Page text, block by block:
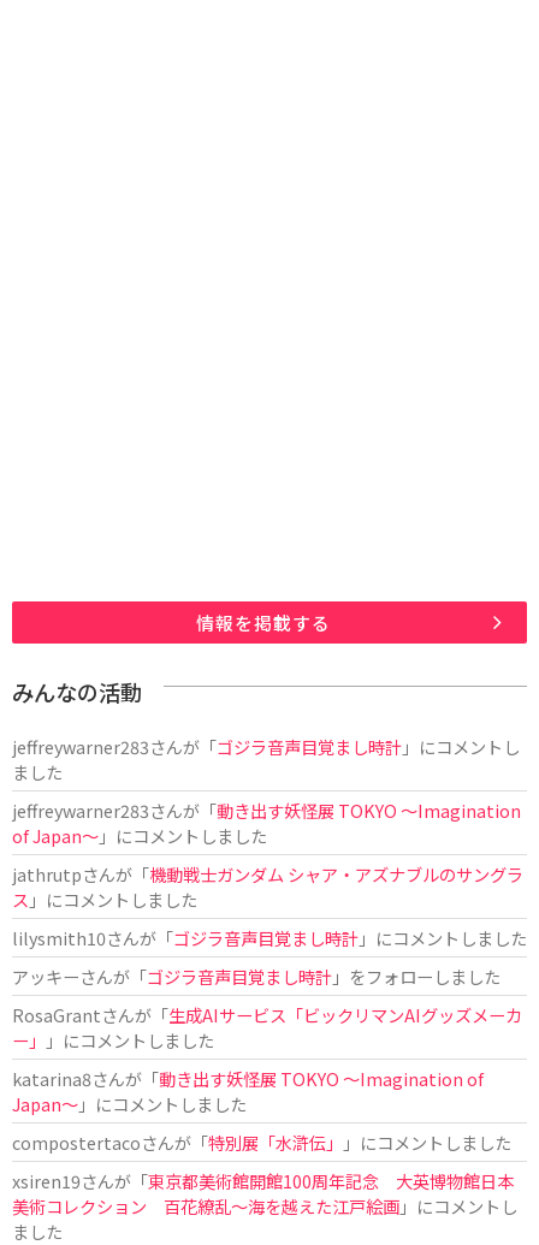
情報を掲載する
みんなの活動
jeffreywarner283さんが「ゴジラ音声目覚まし時計」にコメントし
ました
jeffreywarner283さんが「動き出す妖怪展 TOKYO 〜Imagination
of Japan〜」にコメントしました
jathrutpさんが「機動戦士ガンダム シャア・アズナブルのサングラ
ス 」にコメントしました
lilysmith10さんが「ゴジラ音声目覚まし時計」にコメントしました
アッキーさんが「ゴジラ音声目覚まし時計」をフォローしました
RosaGrantさんが「生成AIサービス「ビックリマンAIグッズメーカ
ー」
」にコメントしました
katarina8さんが「動き出す妖怪展 TOKYO 〜Imagination of
Japan〜」にコメントしました
compostertacoさんが「特別展「水滸伝」
」にコメントしました
xsiren19さんが「東京都美術館開館100周年記念 大英博物館日本
美術コレクション 百花繚乱～海を越えた江戸絵画」にコメントし
ました